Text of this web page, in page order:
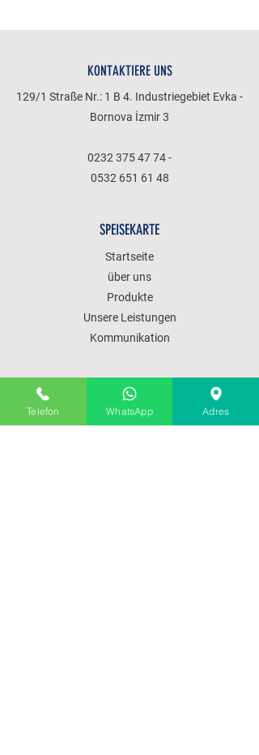
KONTAKTIERE UNS
129/1 Straße Nr.: 1 B 4. Industriegebiet Evka -
Bornova İzmir 3
0232 375 47 74-
0532 651 61 48
SPEISEKARTE
Startseite
über uns
Produkte
Unsere Leistungen
Kommunikation
POLITIK
VERKAUFSPOLITIK
Telefon WhatsApp Adres